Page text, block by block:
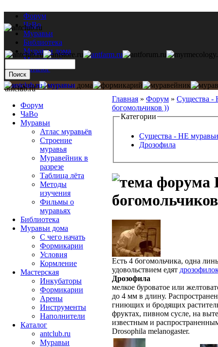
Форум
ЧаВо
Муравьи
Библиотека
Муравьи дома
Мастерская
Каталог
Главная » Форум » Существа -
богомольчиков ))
Категории
Существа - НЕ муравьи
Дрозофила
Есть 4 богомольчика, одна
удовольствием едят
Дрозофила
мелкое буроватое или
до 4 мм в длину.
гниющих и бродящих
фруктах, пивном сусле, на
известным и
Drosophila melanogaster.
antclub.ru
Форум
ЧаВо
Муравьи
Атлас муравьёв
Строение
муравья
Муравейник в
разрезе
Таблица лёта
Методы
изучения
Фильмы о
муравьях
Библиотека
Муравьи дома
С чего начать
Формикарии
Условия
Кормление
Мастерская
Инкубаторы
Формикарии
Арены
Инструменты
Наполнители
Каталог
antclub.ru
Муравьи